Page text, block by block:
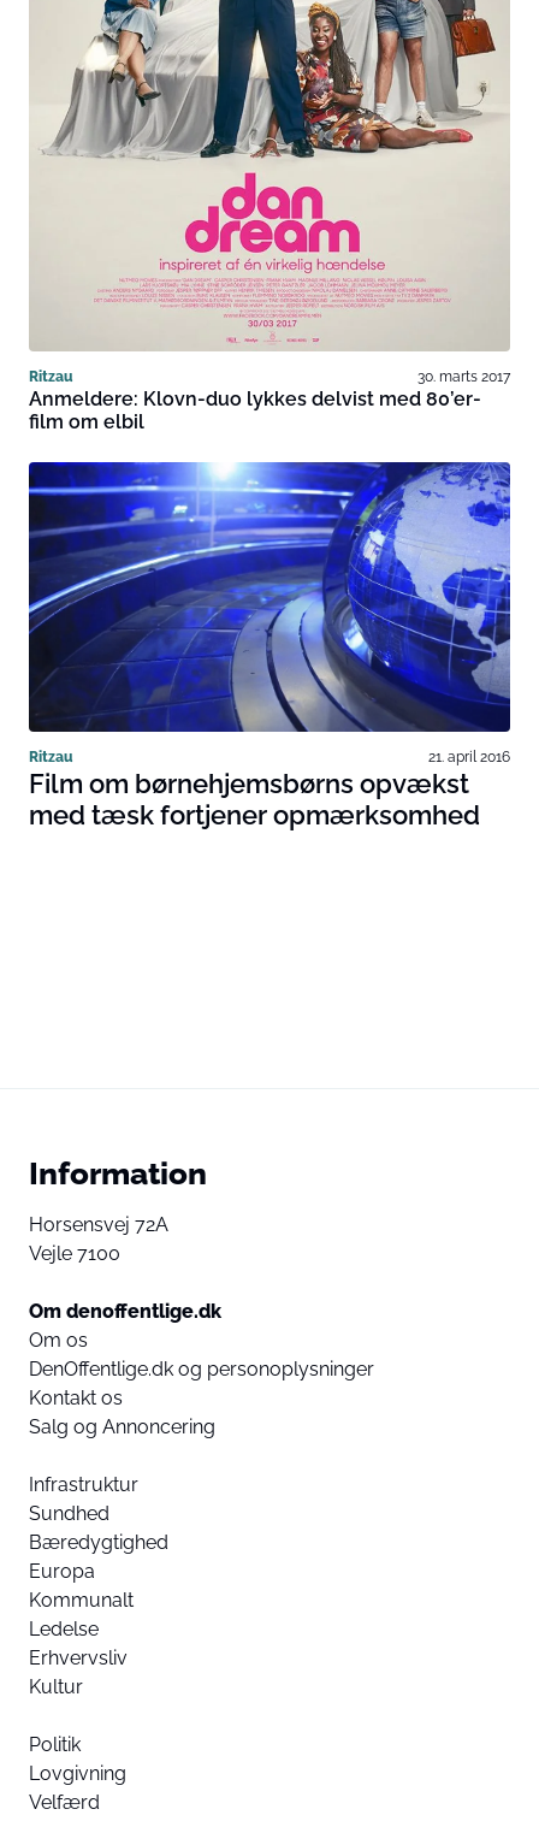
Ritzau 30. marts 2017
Anmeldere: Klovn-duo lykkes delvist med 80’er-
film om elbil
Ritzau 21. april 2016
Film om børnehjemsbørns opvækst
med tæsk fortjener opmærksomhed
Information
Horsensvej 72A
Vejle 7100
Om denoffentlige.dk
Om os
DenOffentlige.dk og personoplysninger
Kontakt os
Salg og Annoncering
Infrastruktur
Sundhed
Bæredygtighed
Europa
Kommunalt
Ledelse
Erhvervsliv
Kultur
Politik
Lovgivning
Velfærd